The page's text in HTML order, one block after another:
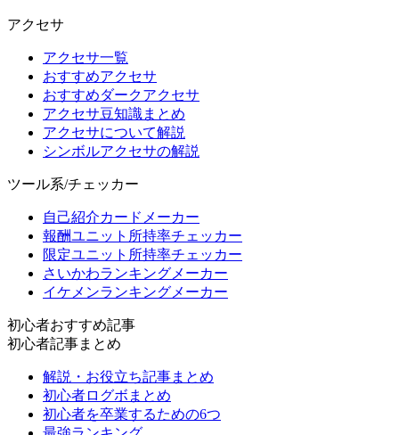
アクセサ
アクセサ一覧
おすすめアクセサ
おすすめダークアクセサ
アクセサ豆知識まとめ
アクセサについて解説
シンボルアクセサの解説
ツール系/チェッカー
自己紹介カードメーカー
報酬ユニット所持率チェッカー
限定ユニット所持率チェッカー
さいかわランキングメーカー
イケメンランキングメーカー
初心者おすすめ記事
初心者記事まとめ
解説・お役立ち記事まとめ
初心者ログボまとめ
初心者を卒業するための6つ